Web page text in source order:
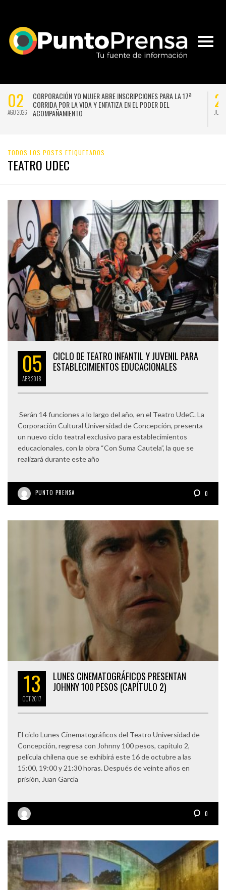
02
AGO 2026
CORPORACIÓN YO MUJER ABRE INSCRIPCIONES PARA LA 17ª
CORRIDA POR LA VIDA Y ENFATIZA EN EL PODER DEL
ACOMPAÑAMIENTO
JUL
TODOS LOS POSTS ETIQUETADOS
TEATRO UDEC
05
ABR2018
CICLO DE TEATRO INFANTIL Y JUVENIL PARA
ESTABLECIMIENTOS EDUCACIONALES
Serán 14 funciones a lo largo del año, en el Teatro UdeC. La
Corporación Cultural Universidad de Concepción, presenta
un nuevo ciclo teatral exclusivo para establecimientos
educacionales, con la obra “Con Suma Cautela”, la que se
realizará durante este año
PUNTO PRENSA 0
13
OCT2017
LUNES CINEMATOGRÁFICOS PRESENTAN
JOHNNY 100 PESOS (CAPÍTULO 2)
El ciclo Lunes Cinematográficos del Teatro Universidad de
Concepción, regresa con Johnny 100 pesos, capítulo 2,
película chilena que se exhibirá este 16 de octubre a las
15:00, 19:00 y 21:30 horas. Después de veinte años en
prisión, Juan García
0